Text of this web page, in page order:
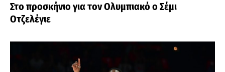
Στο προσκήνιο για τον Ολυμπιακό ο Σέμι
Οτζελέγιε